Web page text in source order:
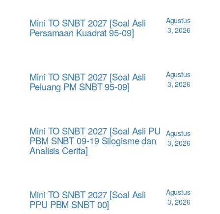
Mini TO SNBT 2027 [Soal Asli
Persamaan Kuadrat 95-09]
Agustus
3, 2026
Mini TO SNBT 2027 [Soal Asli
Peluang PM SNBT 95-09]
Agustus
3, 2026
Mini TO SNBT 2027 [Soal Asli PU
PBM SNBT 09-19 Silogisme dan
Analisis Cerita]
Agustus
3, 2026
Mini TO SNBT 2027 [Soal Asli
PPU PBM SNBT 00]
Agustus
3, 2026